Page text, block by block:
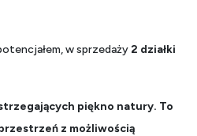
w sprzedaży2 działki
piękno natury. To
z możliwością